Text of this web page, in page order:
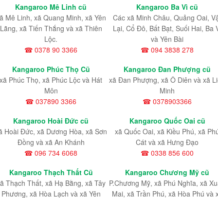
Kangaroo Mê Linh cũ
Mê Linh, xã Quang Minh, xã Yên
Lãng, xã Tiến Thắng và xã Thiên
Lộc.
☎ 0378 90 3366
Kangaroo Ba Vì cũ
Các xã Minh Châu, Quảng Oai,
Lại, Cổ Đô, Bất Bạt, Suối Hai, Ba
và Yên Bài
☎ 094 3838 278
Kangaroo Phúc Thọ Cũ
xã Phúc Thọ, xã Phúc Lộc và Hát
Môn
☎ 037890 3366
Kangaroo Đan Phượng cũ
xã Đan Phượng, xã Ô Diên và xã
Minh
☎ 0378903366
Kangaroo Hoài Đức cũ
Hoài Đức, xã Dương Hòa, xã Sơn
Đồng và xã An Khánh
☎ 096 734 6068
Kangaroo Quốc Oai cũ
xã Quốc Oai, xã Kiều Phú, xã
Cát và xã Hưng Đạo
☎ 0338 856 600
Kangaroo Thạch Thất Cũ
Thạch Thất, xã Hạ Bằng, xã Tây
Phương, xã Hòa Lạch và xã Yên
Kangaroo Chương Mỹ cũ
P.Chương Mỹ, xã Phú Nghĩa, xã
Mai, xã Trần Phú, xã Hòa Phú và